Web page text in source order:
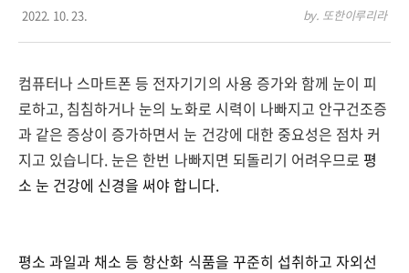
2022. 10. 23. by. 또한이루리라
컴퓨터나 스마트폰 등 전자기기의 사용 증가와 함께 눈이 피
로하고, 침침하거나 눈의 노화로 시력이 나빠지고 안구건조증
과 같은 증상이 증가하면서 눈 건강에 대한 중요성은 점차 커
지고 있습니다.눈은 한번 나빠지면 되돌리기 어려우므로 평
소 눈 건강에 신경을 써야 합니다.
평소 과일과 채소 등 항산화 식품을 꾸준히 섭취하고 자외선